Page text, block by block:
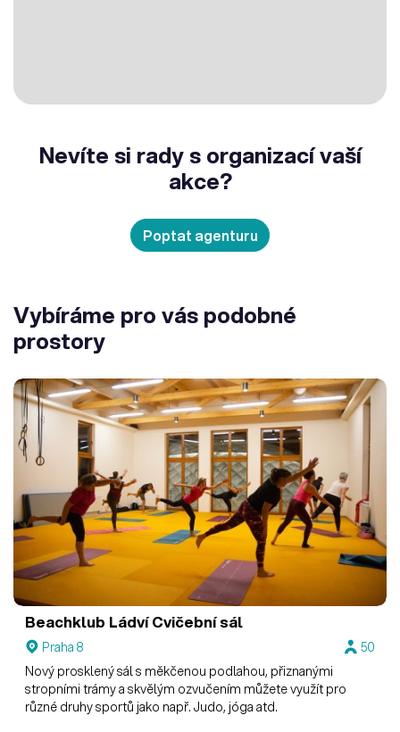
Nevíte si rady s organizací vaší
akce?
Poptat agenturu
Vybíráme pro vás podobné
prostory
Beachklub LádvíCvičební sál
Praha 8
50
Nový prosklený sál s měkčenou podlahou, přiznanými
stropními trámy a skvělým ozvučením můžete využít pro
různé druhy sportů jako např. Judo, jóga atd.